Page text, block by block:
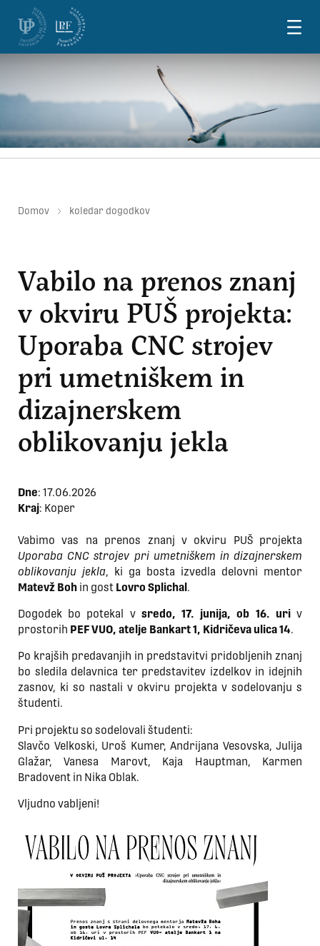
Skoči na vsebino
Domov koledar dogodkov
Vabilo na prenos znanj
v okviru PUŠ projekta:
Uporaba CNC strojev
pri umetniškem in
dizajnerskem
oblikovanju jekla
Dne: 17.06.2026
Kraj: Koper
Vabimo vas na prenos znanj v okviru PUŠ projekta
Uporaba CNC strojev pri umetniškem in dizajnerskem
oblikovanju jekla, ki ga bosta izvedla delovni mentor
Matevž Boh in gost Lovro Splichal .
Dogodek bo potekal v sredo, 17. junija, ob 16. uriv
prostorih PEF VUO, atelje Bankart 1, Kidričeva ulica 14.
Po krajših predavanjih in predstavitvi pridobljenih znanj
bo sledila delavnica ter predstavitev izdelkov in idejnih
zasnov, ki so nastali v okviru projekta v sodelovanju s
študenti.
Pri projektu so sodelovali študenti:
Slavčo Velkoski, Uroš Kumer, Andrijana Vesovska, Julija
Glažar, Vanesa Marovt, Kaja Hauptman, Karmen
Bradovent in Nika Oblak.
Vljudno vabljeni!